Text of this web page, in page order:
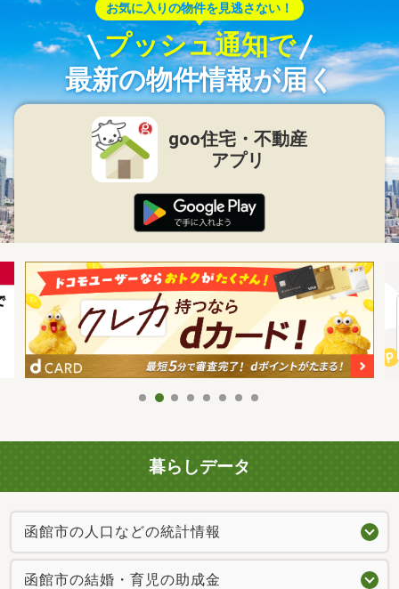
お気に入りの物件を見逃さない！
プッシュ通知で
最新の物件情報が届く
goo住宅・不動産
アプリ
暮らしデータ
函館市の人口などの統計情報
函館市の結婚・育児の助成金